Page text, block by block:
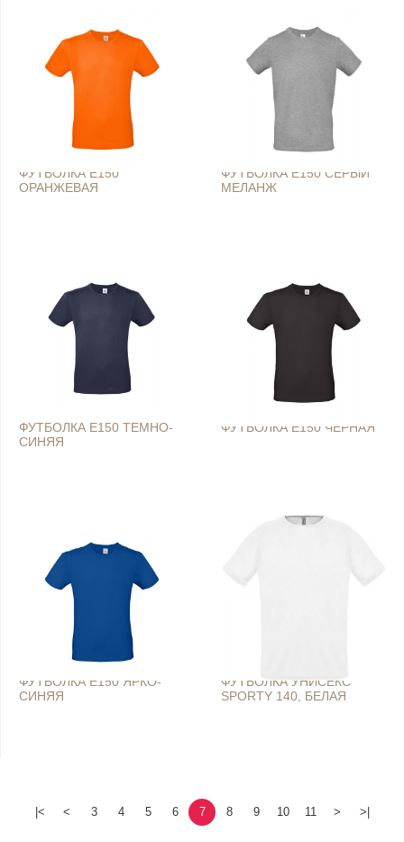
ФУТБОЛКА E150
ОРАНЖЕВАЯ
ФУТБОЛКА E150 СЕРЫЙ
МЕЛАНЖ
ФУТБОЛКА E150 ТЕМНО-
СИНЯЯ
ФУТБОЛКА E150 ЧЕРНАЯ
ФУТБОЛКА E150 ЯРКО-
СИНЯЯ
ФУТБОЛКА УНИСЕКС
SPORTY 140, БЕЛАЯ
|< < 3 4 5 6 7 8 9 10 11 > >|